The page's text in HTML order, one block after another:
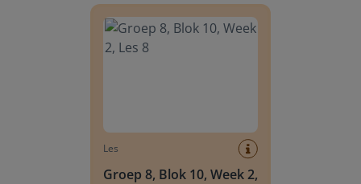
Les
Groep 8, Blok 10, Week 2,